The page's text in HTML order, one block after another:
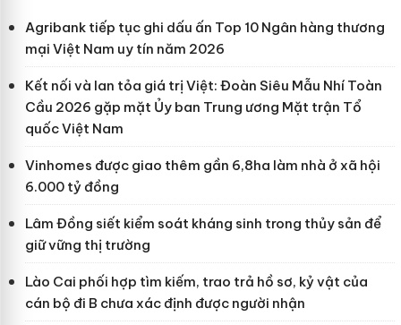
Agribank tiếp tục ghi dấu ấn Top 10 Ngân hàng thương
mại Việt Nam uy tín năm 2026
Kết nối và lan tỏa giá trị Việt: Đoàn Siêu Mẫu Nhí Toàn
Cầu 2026 gặp mặt Ủy ban Trung ương Mặt trận Tổ
quốc Việt Nam
Vinhomes được giao thêm gần 6,8ha làm nhà ở xã hội
6.000 tỷ đồng
Lâm Đồng siết kiểm soát kháng sinh trong thủy sản để
giữ vững thị trường
Lào Cai phối hợp tìm kiếm, trao trả hồ sơ, kỷ vật của
cán bộ đi B chưa xác định được người nhận